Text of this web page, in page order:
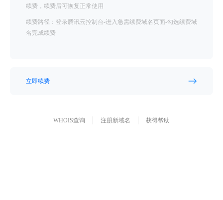
续费，续费后可恢复正常使用
续费路径：登录腾讯云控制台-进入急需续费域名页面-勾选续费域
名完成续费
立即续费
WHOIS查询 注册新域名 获得帮助